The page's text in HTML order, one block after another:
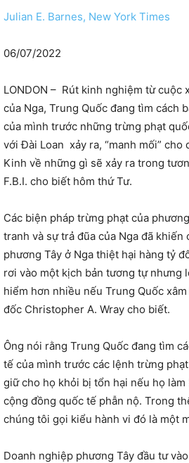
Julian E. Barnes, New York Times
06/07/2022
LONDON – Rút kinh nghiệm từ cuộc
của Nga, Trung Quốc đang tìm cách
của mình trước những trừng phạt
với Đài Loan xảy ra, “manh mối” cho
Kinh về những gì sẽ xảy ra trong
F.B.I. cho biết hôm thứ Tư.
Các biện pháp trừng phạt của
tranh và sự trả đũa của Nga đã khiến
phương Tây ở Nga thiệt hại hàng tỷ
rơi vào một kịch bản tương tự nhưng
hiểm hơn nhiều nếu Trung Quốc
đốc Christopher A. Wray cho biết.
Ông nói rằng Trung Quốc đang tìm
tế của mình trước các lệnh trừng
giữ cho họ khỏi bị tổn hại nếu họ
cộng đồng quốc tế phẫn nộ. Trong
chúng tôi gọi kiểu hành vi đó là một
Doanh nghiệp phương Tây đầu tư